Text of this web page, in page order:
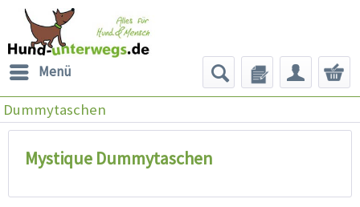
Menü
Dummytaschen
Mystique Dummytaschen